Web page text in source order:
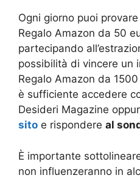
Ogni giorno puoi
Regalo Amazon da 50
partecipando
possibilità di vincere un
Regalo Amazon da
è sufficiente accedere
Desideri Magazine
sito e rispondere al
È importante
non influenzeranno in